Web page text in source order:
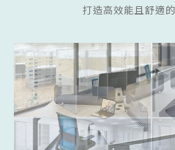
打造高效能且舒適